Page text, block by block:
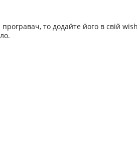
то додайте його в свій